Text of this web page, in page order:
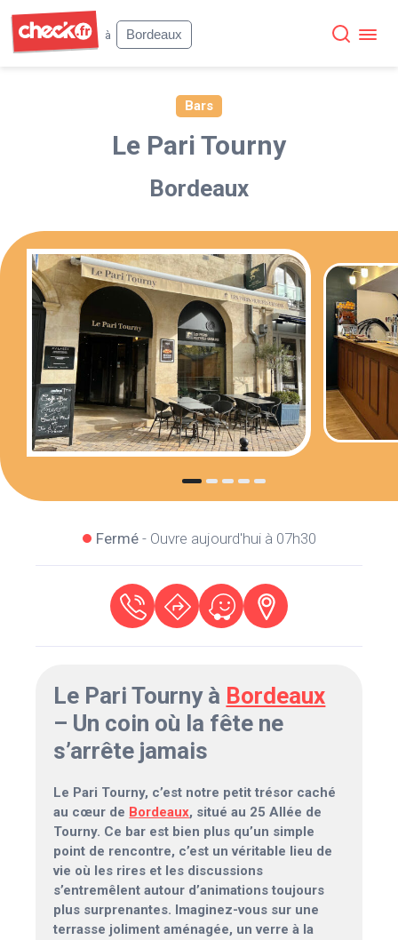
à
Bordeaux
Bars
Le Pari Tourny
Bordeaux
Fermé- Ouvre aujourd'hui à 07h30
Le Pari Tourny à Bordeaux
– Un coin où la fête ne
s’arrête jamais
Le Pari Tourny, c’est notre petit trésor caché
au cœur de Bordeaux, situé au 25 Allée de
Tourny. Ce bar est bien plus qu’un simple
point de rencontre, c’est un véritable lieu de
vie où les rires et les discussions
s’entremêlent autour d’animations toujours
plus surprenantes. Imaginez-vous sur une
terrasse joliment aménagée, un verre à la